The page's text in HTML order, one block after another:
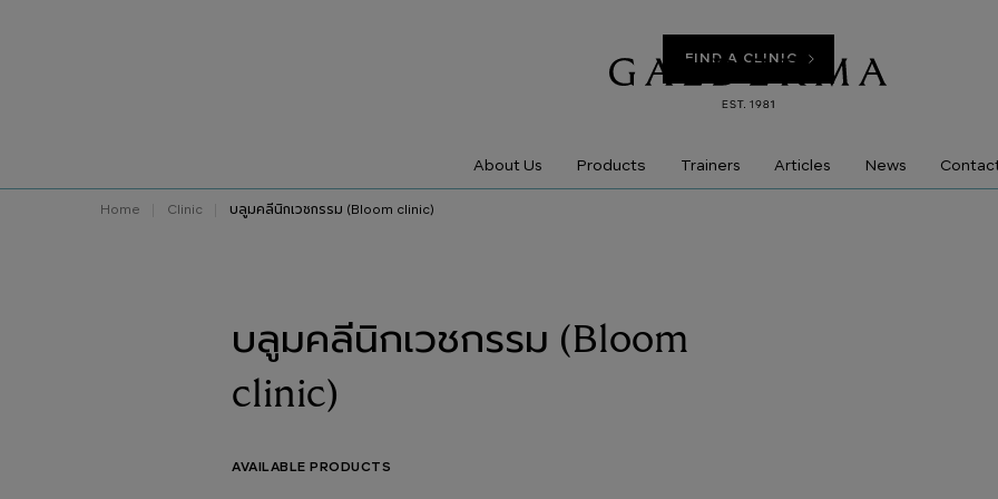
FIND A CLINIC
About Us Products Trainers Articles News
Home Clinic บลูมคลีนิกเวชกรรม (Bloom clinic)
บลูมคลีนิกเวชกรรม (Bloom
clinic)
AVAILABLE PRODUCTS